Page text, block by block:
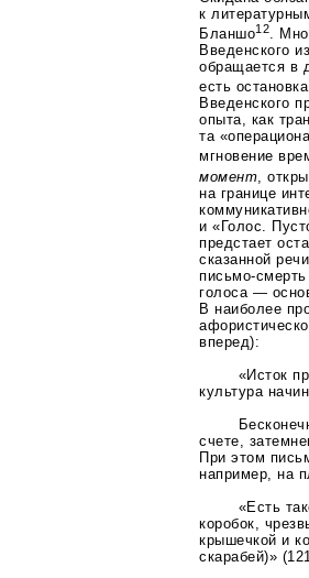
к
Бланшо12.
Введенского
обращается в
есть
Введенского
опыта, как
та
мгновение
момент ,
на границе
и «Голос.
предстает
сказанной
письмо-смерть
голоса —
В наиболее
вперед):
«Исток
культура
счете,
При этом
например, на
«Есть
коробок,
крышечкой и
скарабей)»